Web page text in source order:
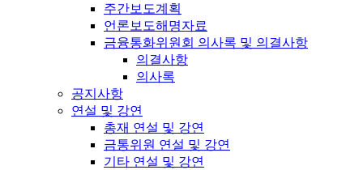
주간보도계획
언론보도해명자료
금융통화위원회 의사록 및 의결사항
의결사항
의사록
공지사항
연설 및 강연
총재 연설 및 강연
금통위원 연설 및 강연
기타 연설 및 강연